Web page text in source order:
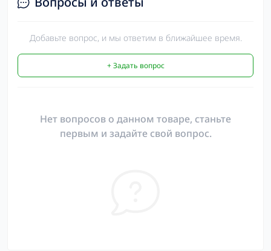
Добавьте вопрос, и мы ответим в ближайшее время.
+ Задать вопрос
Нет вопросов о данном товаре, станьте
первым и задайте свой вопрос.